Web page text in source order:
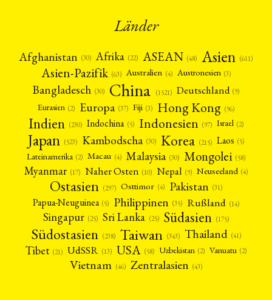
Länder
Afghanistan (30) Afrika (22) ASEAN (48) Asien (611)
Asien-Pazifik (63) Australien (4) Austronesien (3)
Bangladesch (30) China (1521) Deutschland (9)
Eurasien (2) Europa (37) Fiji (3) Hong Kong (96)
Indien (230) Indochina (5) Indonesien (97) Israel (2)
Japan (523) Kambodscha (30) Korea (215) Laos (5)
Lateinamerika (2) Macau (4) Malaysia (30) Mongolei (58)
Myanmar (17) Naher Osten (10) Nepal (9) Neuseeland (4)
Ostasien (297) Osttimor (4) Pakistan (31)
Papua-Neuguinea (5) Philippinen (35) Rußland (14)
Singapur (25) Sri Lanka (25) Südasien (175)
Südostasien (238) Taiwan (343) Thailand (41)
Tibet (21) UdSSR (13) USA (58) Uzbekistan (2) Vanuatu (2)
Vietnam (46) Zentralasien (43)